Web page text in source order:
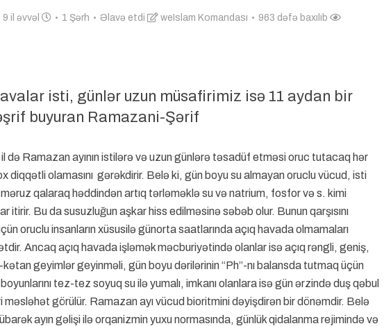
9 il əvvəl 1 Şərh Əlavə etdi weIslam Komandası 963 dəfə baxılıb
isti, günlər uzun müsafirimiz isə 11 aydan bir
buyuran Ramazani-Şərif
də Ramazan ayının istilərə və uzun günlərə təsadüf etməsi oruc tutacaq hər
diqqətli olamasını gərəkdirir. Belə ki, gün boyu su almayan oruclu vücud, isti
qalaraq həddindən artıq tərləməklə su və natrium, fosfor və s. kimi
itirir. Bu da susuzluğun aşkar hiss edilməsinə səbəb olur. Bunun qarşısını
oruclu insanların xüsusilə günorta saatlarında açıq havada olmamaları
Ancaq açıq havada işləmək məcburiyətində olanlar isə açıq rəngli, geniş,
kətan geyimlər geyinməli, gün boyu dərilərinin “Ph”-nı balansda tutmaq üçün
tez-tez soyuq su ilə yumalı, imkanı olanlara isə gün ərzində duş qəbul
məsləhət görülür. Ramazan ayı vücud bioritmini dəyişdirən bir dönəmdir. Belə
ayın gəlişi ilə orqanizmin yuxu normasında, günlük qidalanma rejimində və